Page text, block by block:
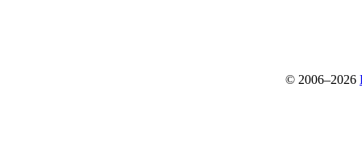
© 2006–2026